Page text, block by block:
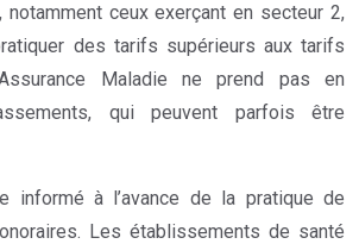
notamment ceux exerçant en secteur 2,
des tarifs supérieurs aux tarifs
Maladie ne prend pas en
qui peuvent parfois être
informé à l’avance de la pratique de
Les établissements de santé